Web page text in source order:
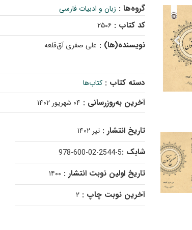
گروه‌ها : زبان و ادبیات فارسی
کد کتاب :۲۵۰۶
نویسنده(ها) : علی صفری آق‌قلعه
دسته کتاب :کتاب‌ها
آخرین به‌روزرسانی : ۰۴ شهریور ۱۴۰۲
تاریخ انتشار :تیر ۱۴۰۲
شابک :978-600-02-2544-5
تاریخ اولین نوبت انتشار : ۱۴۰۰
آخرین نوبت چاپ :۲